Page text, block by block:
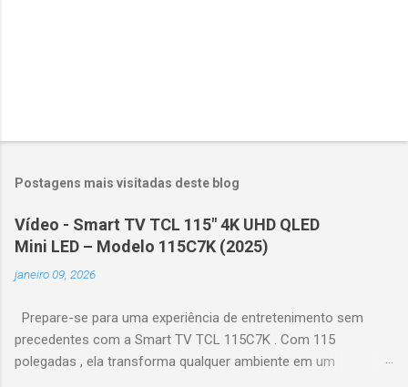
Postagens mais visitadas deste blog
Vídeo - Smart TV TCL 115" 4K UHD QLED
Mini LED – Modelo 115C7K (2025)
janeiro 09, 2026
Prepare-se para uma experiência de entretenimento sem
precedentes com a Smart TV TCL 115C7K . Com 115
polegadas , ela transforma qualquer ambiente em um